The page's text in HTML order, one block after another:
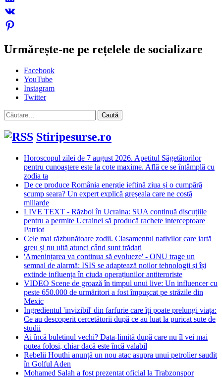
Urmărește-ne pe rețelele de socializare
Facebook
YouTube
Instagram
Twitter
Caută
după:
Stiripesurse.ro
Horoscopul zilei de 7 august 2026. Apetitul Săgetătorilor
pentru cunoaștere este la cote maxime. Află ce se întâmplă cu
zodia ta
De ce produce România energie ieftină ziua și o cumpără
scump seara? Un expert explică greșeala care ne costă
miliarde
LIVE TEXT - Război în Ucraina: SUA continuă discuțiile
pentru a permite Ucrainei să producă rachete interceptoare
Patriot
Cele mai răzbunătoare zodii. Clasamentul nativilor care iartă
greu și nu uită atunci când sunt trădați
'Amenințarea va continua să evolueze' - ONU trage un
semnal de alarmă: ISIS se adaptează noilor tehnologii și își
extinde influența în ciuda operațiunilor antiteroriste
VIDEO Scene de groază în timpul unui live: Un influencer cu
peste 650.000 de urmăritori a fost împușcat pe străzile din
Mexic
Ingredientul 'invizibil' din farfurie care îți poate prelungi viața:
Ce au descoperit cercetătorii după ce au luat la puricat sute de
studii
Ai încă buletinul vechi? Data-limită după care nu îl vei mai
putea folosi, chiar dacă este încă valabil
Rebelii Houthi anunță un nou atac asupra unui petrolier saudit
în Golful Aden
Mohamed Salah a fost prezentat oficial la Trabzonspor